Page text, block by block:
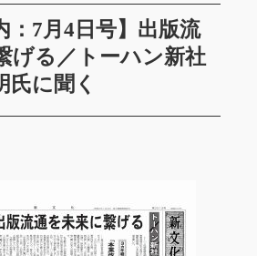
：7月4日号】出版流
げる／トーハン新社
氏に聞く